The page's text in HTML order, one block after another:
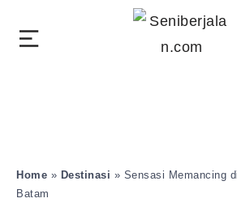
Home » Destinasi » Sensasi Memancing
Batam